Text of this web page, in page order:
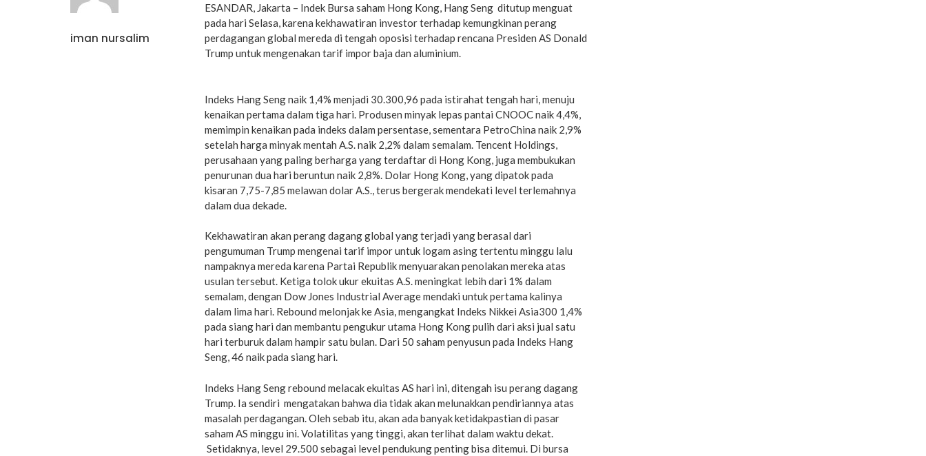
iman nursalim
ESANDAR, Jakarta – Indek Bursa saham Hong Kong, Hang Seng ditutup menguat
pada hari Selasa, karena kekhawatiran investor terhadap kemungkinan perang
perdagangan global mereda di tengah oposisi terhadap rencana Presiden AS Donald
Trump untuk mengenakan tarif impor baja dan aluminium.
Indeks Hang Seng naik 1,4% menjadi 30.300,96 pada istirahat tengah hari, menuju
kenaikan pertama dalam tiga hari. Produsen minyak lepas pantai CNOOC naik 4,4%,
memimpin kenaikan pada indeks dalam persentase, sementara PetroChina naik 2,9%
setelah harga minyak mentah A.S. naik 2,2% dalam semalam. Tencent Holdings,
perusahaan yang paling berharga yang terdaftar di Hong Kong, juga membukukan
penurunan dua hari beruntun naik 2,8%. Dolar Hong Kong, yang dipatok pada
kisaran 7,75-7,85 melawan dolar A.S., terus bergerak mendekati level terlemahnya
dalam dua dekade.
Kekhawatiran akan perang dagang global yang terjadi yang berasal dari
pengumuman Trump mengenai tarif impor untuk logam asing tertentu minggu lalu
nampaknya mereda karena Partai Republik menyuarakan penolakan mereka atas
usulan tersebut. Ketiga tolok ukur ekuitas A.S. meningkat lebih dari 1% dalam
semalam, dengan Dow Jones Industrial Average mendaki untuk pertama kalinya
dalam lima hari. Rebound melonjak ke Asia, mengangkat Indeks Nikkei Asia300 1,4%
pada siang hari dan membantu pengukur utama Hong Kong pulih dari aksi jual satu
hari terburuk dalam hampir satu bulan. Dari 50 saham penyusun pada Indeks Hang
Seng, 46 naik pada siang hari.
Indeks Hang Seng rebound melacak ekuitas AS hari ini, ditengah isu perang dagang
Trump. Ia sendiri mengatakan bahwa dia tidak akan melunakkan pendiriannya atas
masalah perdagangan. Oleh sebab itu, akan ada banyak ketidakpastian di pasar
saham AS minggu ini. Volatilitas yang tinggi, akan terlihat dalam waktu dekat.
Setidaknya, level 29.500 sebagai level pendukung penting bisa ditemui. Di bursa